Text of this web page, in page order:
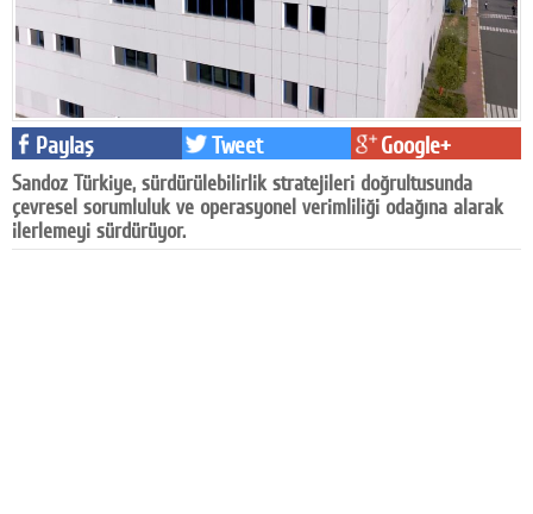
Televizyon
Pr
Facebook
Diziler
Paylaş Tweet Google+
Sandoz Türkiye, sürdürülebilirlik stratejileri doğrultusunda
çevresel sorumluluk ve operasyonel verimliliği odağına alarak
ilerlemeyi sürdürüyor.